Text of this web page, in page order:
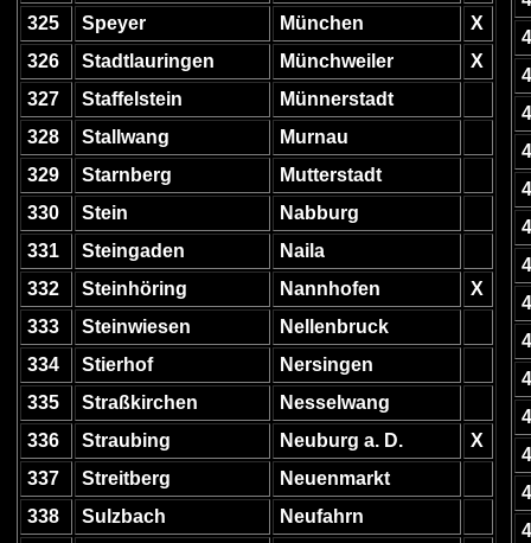
325
Speyer München
X
326
Stadtlauringen Münchweiler
X
327
Staffelstein
Münnerstadt
328
Stallwang
Murnau
329
Starnberg
Mutterstadt
330
Stein
Nabburg
331
Steingaden
Naila
332
Steinhöring Nannhofen
X
333
Steinwiesen
Nellenbruck
334
Stierhof
Nersingen
335
Straßkirchen
Nesselwang
336
Straubing Neuburg a. D.
X
337
Streitberg
Neuenmarkt
338
Sulzbach
Neufahrn